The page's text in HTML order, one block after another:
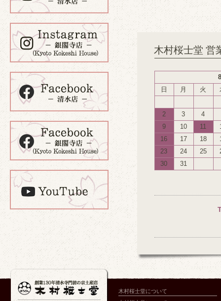
木村桜士堂 営
日
月 火
2 3
4
9
10 11
16
17 18
23
24 25
30
31
木村桜士堂について